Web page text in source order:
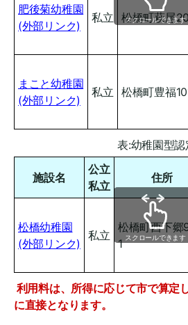
肥後菊幼稚園
(外部リンク)
私立 松橋町萩尾
まこと幼稚園
(外部リンク)
私立 松橋町豊福
スクロールできます
表:幼稚園型
施設名
公立
私立
住所
松橋幼稚園
(外部リンク)
私立
松橋町西下郷
1 スクロールできます
利用料は、所得に応じて市で算定
に直接となります。